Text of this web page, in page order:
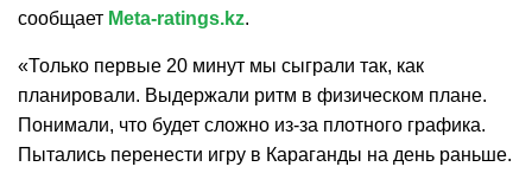
сообщает Meta-ratings.kz.
«Только первые 20 минут мы сыграли так, как
планировали. Выдержали ритм в физическом плане.
Понимали, что будет сложно из-за плотного графика.
Пытались перенести игру в Караганды на день раньше.